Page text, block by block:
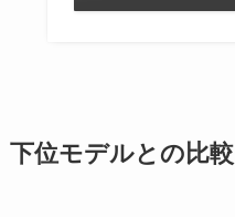
下位モデルとの比較